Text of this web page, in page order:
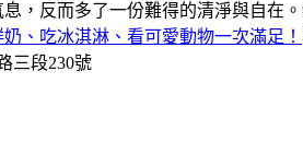
，反而多了一份難得的清淨與自在
、吃冰淇淋、看可愛動物一次滿足！
三段230號